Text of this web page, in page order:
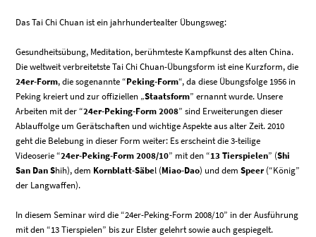
Das Tai Chi Chuan ist ein jahrhundertealter Übungsweg:
Gesundheitsübung, Meditation, berühmteste Kampfkunst des alten China.
Die weltweit verbreitetste Tai Chi Chuan-Übungsform ist eine Kurzform, die
24er-Form, die sogenannte “Peking-Form“, da diese Übungsfolge 1956 in
Peking kreiert und zur offiziellen „Staatsform” ernannt wurde. Unsere
Arbeiten mit der “24er-Peking-Form 2008” sind Erweiterungen dieser
Ablauffolge um Gerätschaften und wichtige Aspekte aus alter Zeit. 2010
geht die Belebung in dieser Form weiter: Es erscheint die 3-teilige
Videoserie “24er-Peking-Form 2008/10” mit den “13 Tierspielen” (Shi
San Dan Shih), dem Kornblatt-Säbel (Miao-Dao) und demSpeer(“König”
der Langwaffen).
In diesem Seminar wird die “24er-Peking-Form 2008/10” in der Ausführung
mit den “13 Tierspielen” bis zur Elster gelehrt sowie auch gespiegelt.